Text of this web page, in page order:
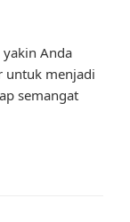
Anda
untuk menjadi
semangat